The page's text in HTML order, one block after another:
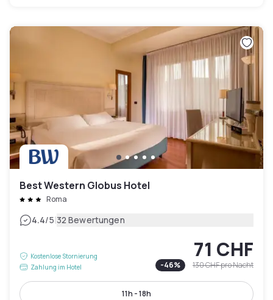
Best Western Globus Hotel
Roma
4.4/5|32 Bewertungen
Kostenlose Stornierung
Zahlung im Hotel
71 CHF
-46% 130 CHFpro Nacht
11h - 18h